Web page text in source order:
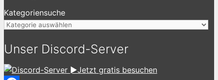
Kategoriensuche
Unser Discord-Server
►Jetzt gratis besuchen